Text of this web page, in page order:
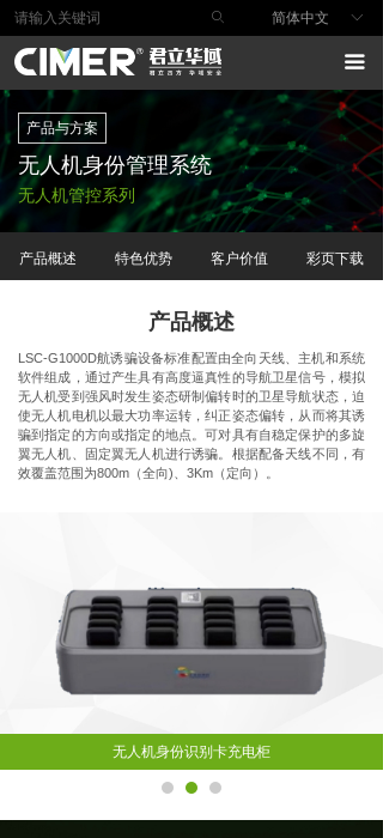
ꀅ
简体中文
ꄙ
끀
首页
产品与方案
行业解决方案
安全服务
关于我们
无人机身份管理系统
产品与方案
无人机管控系列
产品概述
LSC-G1000D航诱骗设备标准配置由全向天线、主机和系统
软件组成，通过产生具有高度逼真性的导航卫星信号，模拟
无人机受到强风时发生姿态研制偏转时的卫星导航状态，迫
使无人机电机以最大功率运转，纠正姿态偏转，从而将其诱
骗到指定的方向或指定的地点。可对具有自稳定保护的多旋
翼无人机、固定翼无人机进行诱骗。根据配备天线不同，有
效覆盖范围为800m（全向)、3Km（定向）。
产品概述 特色优势 客户价值 彩页下载
无人机身份识别卡充电柜